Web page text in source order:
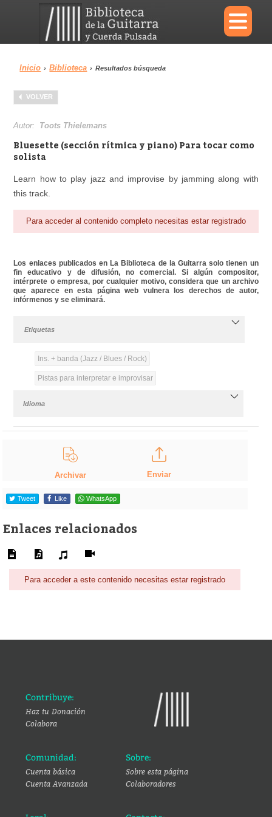
×
Menu
Biblioteca
Área personal Reproductor
Inicio › Biblioteca › Resultados búsqueda
VOLVER
Autor: Toots Thielemans
Bluesette (sección rítmica y piano) Para tocar como
solista
Learn how to play jazz and improvise by jamming along with
this track.
Para acceder al contenido completo necesitas estar registrado
Los enlaces publicados en La Biblioteca de la Guitarra solo tienen un
fin educativo y de difusión, no comercial. Si algún compositor,
intérprete o empresa, por cualquier motivo, considera que un archivo
que aparece en esta página web vulnera los derechos de autor,
infórmenos y se eliminará.
Etiquetas
Ins. + banda (Jazz / Blues / Rock)
Pistas para interpretar e improvisar
Idioma
Archivar Enviar
Tweet Like WhatsApp
Enlaces relacionados
Para acceder a este contenido necesitas estar registrado
Contribuye:
Haz tu Donación
Colabora
Comunidad:
Cuenta básica
Cuenta Avanzada
Sobre:
Sobre esta página
Colaboradores